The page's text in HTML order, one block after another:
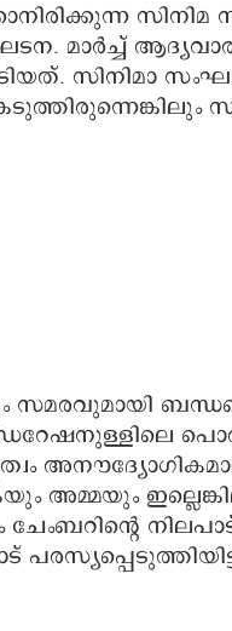
മാർച്ച്
സിനിമാ
സമരവുമായി
അമ്മയും